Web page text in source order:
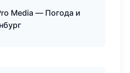
Media — Погода и